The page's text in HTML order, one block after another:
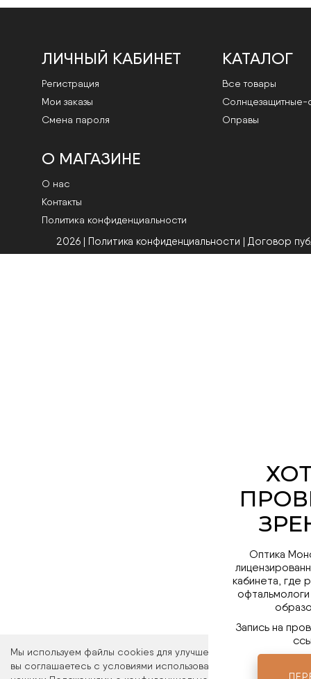
Мы используем файлы cookies для улучшения работы сайта.
вы соглашаетесь с условиями использования файлов cookies.
ЛИЧНЫЙ КАБИНЕТ
Регистрация
Мои заказы
Смена пароля
КАТАЛОГ
Все товары
Cолнцезащитные-
Оправы
О МАГАЗИНЕ
О нас
Контакты
Политика конфиденциальности
2026 | Политика конфиденциальности | Договор
Оптика
кабинета, где
Запись на